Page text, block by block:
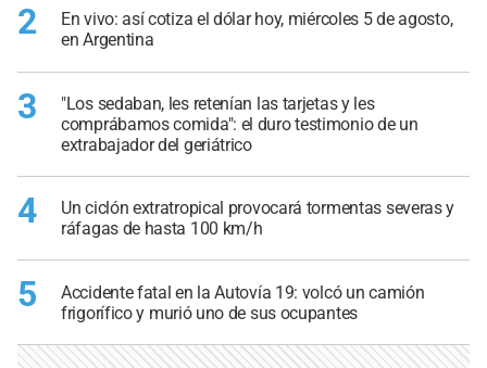
2
En vivo: así cotiza el dólar hoy, miércoles 5 de agosto,
en Argentina
3
"Los sedaban, les retenían las tarjetas y les
comprábamos comida": el duro testimonio de un
extrabajador del geriátrico
4
Un ciclón extratropical provocará tormentas severas y
ráfagas de hasta 100 km/h
5
Accidente fatal en la Autovía 19: volcó un camión
frigorífico y murió uno de sus ocupantes